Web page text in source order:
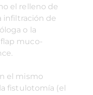
el relleno de
infiltración de
o la
muco-
el mismo
fistulotomía (el